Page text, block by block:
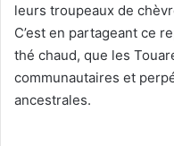
leurs troupeaux de
C’est en partageant ce
thé chaud, que les
communautaires et
ancestrales.